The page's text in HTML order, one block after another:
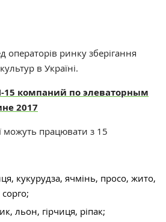
операторів ринку зберігання
в Україні.
15 компаний по элеваторным
2017
можуть працювати з 15
кукурудза, ячмінь, просо, жито,
льон, гірчиця, ріпак;